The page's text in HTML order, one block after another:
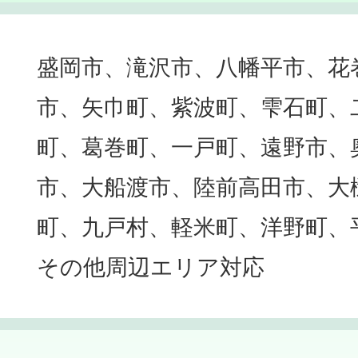
盛岡市、滝沢市、八幡平市、
市、矢巾町、紫波町、雫石町
町、葛巻町、一戸町、遠野市
市、大船渡市、陸前高田市、
町、九戸村、軽米町、洋野町
その他周辺エリア対応